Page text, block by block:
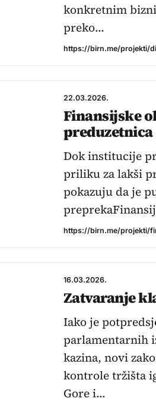
konkretnim
preko…
https://birn.me/projekti/
22.03.2026.
Finansijske
preduzetnica
Dok institucije
priliku za lakši
pokazuju da je
https://birn.me/projekti/
16.03.2026.
Zatvaranje
Iako je
parlamentarnih
kazina, novi
kontrole tržišta
Gore i…